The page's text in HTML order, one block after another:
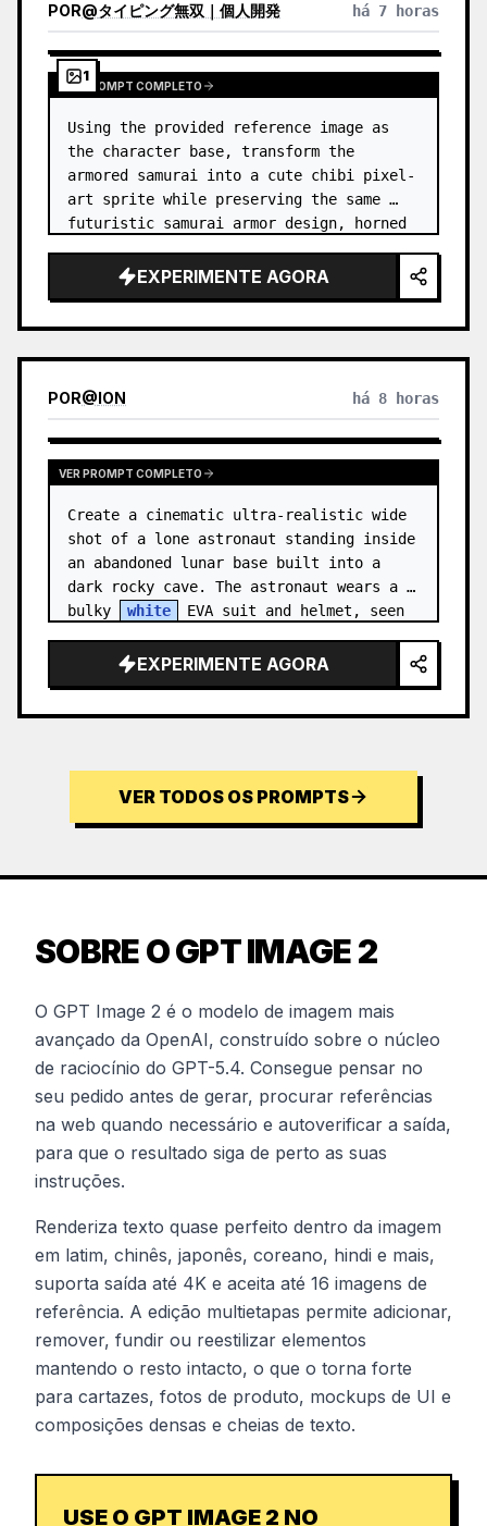
POR@タイピング無双｜個人開発 há 7 horas
1
VER PROMPT COMPLETO
Using the provided reference image as
the character base, transform the
armored samurai into a cute chibi pixel-
art sprite while preserving the same
futuristic samurai armor design, horned
accents, glowing cyan energy details,…
EXPERIMENTE AGORA
POR@ION há 8 horas
VER PROMPT COMPLETO
Create a cinematic ultra-realistic wide
shot of a lone astronaut standing inside
an abandoned lunar base built into a
dark rocky cave. The astronaut wears a
bulky
white
EVA suit and helmet, seen
EXPERIMENTE AGORA
VER TODOS OS PROMPTS
SOBRE O GPT IMAGE 2
O GPT Image 2 é o modelo de imagem mais
avançado da OpenAI, construído sobre o núcleo
de raciocínio do GPT-5.4. Consegue pensar no
seu pedido antes de gerar, procurar referências
na web quando necessário e autoverificar a saída,
para que o resultado siga de perto as suas
instruções.
Renderiza texto quase perfeito dentro da imagem
em latim, chinês, japonês, coreano, hindi e mais,
suporta saída até 4K e aceita até 16 imagens de
referência. A edição multietapas permite adicionar,
remover, fundir ou reestilizar elementos
mantendo o resto intacto, o que o torna forte
para cartazes, fotos de produto, mockups de UI e
composições densas e cheias de texto.
USE O GPT IMAGE 2 NO